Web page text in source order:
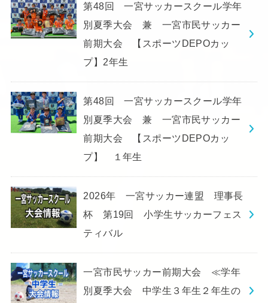
第48回 一宮サッカースクール学年
別夏季大会 兼 一宮市民サッカー
前期大会 【スポーツDEPOカッ
プ】2年生
第48回 一宮サッカースクール学年
別夏季大会 兼 一宮市民サッカー
前期大会 【スポーツDEPOカッ
プ】 １年生
2026年 一宮サッカー連盟 理事長
杯 第19回 小学生サッカーフェス
ティバル
一宮市民サッカー前期大会 ≪学年
別夏季大会 中学生３年生２年生の